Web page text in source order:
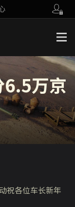
6.5万京
祝各位车长新年